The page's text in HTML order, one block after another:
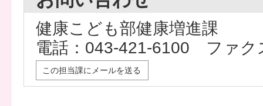
健康こども部健康増進課
電話：043-421-6100 ファク
この担当課にメールを送る